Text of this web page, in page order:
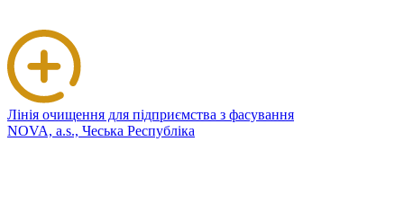
Лінія очищення для підприємства з фасування
NOVA, a.s., Чеська Республіка